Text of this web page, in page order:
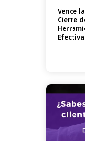
Vence
Cierre